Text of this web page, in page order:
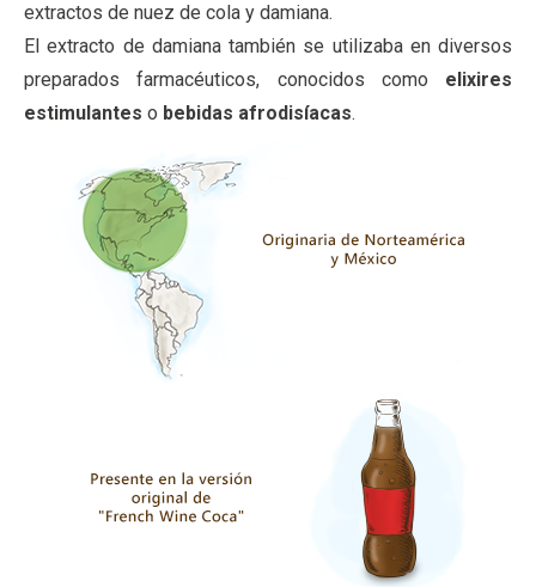
extractos de nuez de cola y damiana.
El extracto de damiana también se utilizaba en diversos
preparados farmacéuticos, conocidos como elixires
estimulantes o bebidas afrodisíacas.